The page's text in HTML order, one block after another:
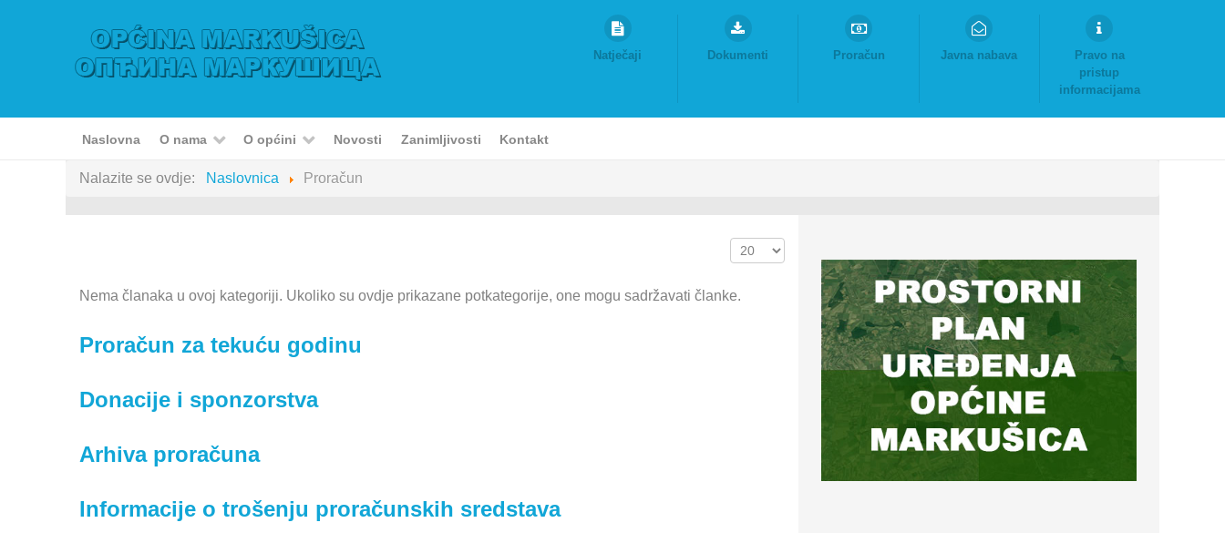
Natječaji Dokumenti Proračun Javna nabava
Pravo na
pristup
informacijama
Naslovna O nama O općini Novosti Zanimljivosti Kontakt
Nalazite se ovdje: Naslovnica Proračun
Prikaz #
Nema članaka u ovoj kategoriji. Ukoliko su ovdje prikazane potkategorije, one mogu sadržavati članke.
Proračun za tekuću godinu
Donacije i sponzorstva
Arhiva proračuna
Informacije o trošenju proračunskih sredstava